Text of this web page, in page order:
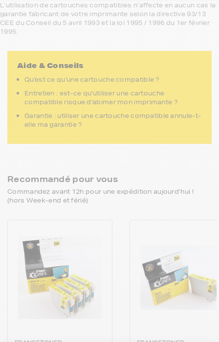
L’utilisation de cartouches compatibles n’affecte en aucun cas la
garantie fabricant de votre imprimante selon la directive 93/13
CEE du Conseil du 5 avril 1993 et la loi 1995 / 1996 du 1er février
1995.
Recommandé pour vous
Commandez avant 12h pour une expédition aujourd’hui !
(hors Week-end et férié)
Aide & Conseils
Qu'est ce qu'une cartouche compatible ?
Entretien : est-ce qu'utiliser une cartouche
compatible risque d'abimer mon imprimante ?
Garantie : utiliser une cartouche compatible annule-t-
elle ma garantie ?